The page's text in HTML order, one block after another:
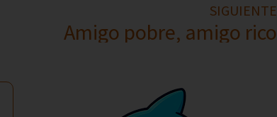
SIGUIENTE
Amigo pobre, amigo rico